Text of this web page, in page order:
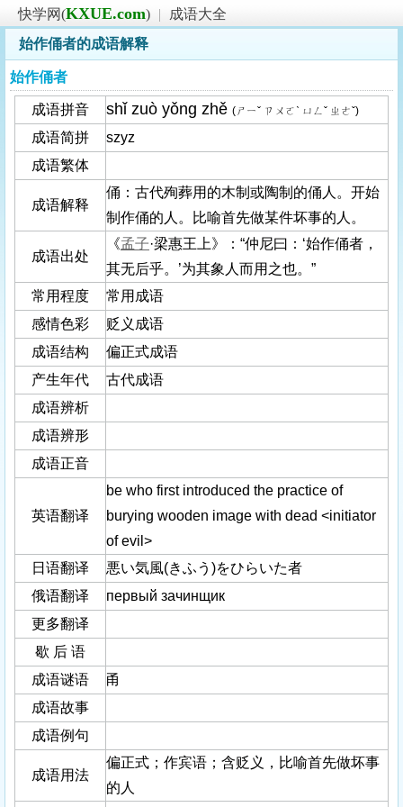
快学网(KXUE.com) |
成语大全
始作俑者的成语解释
始作俑者
成语拼音 shǐ zuò yǒng zhě (ㄕㄧˇ ㄗㄨㄛˋ ㄩㄥˇ ㄓㄜˇ)
成语简拼
szyz
成语繁体
成语解释
俑：古代殉葬用的木制或陶制的俑人。开始
制作俑的人。比喻首先做某件坏事的人。
成语出处
《孟子·梁惠王上》：“仲尼曰：‘始作俑者，
其无后乎。’为其象人而用之也。”
常用程度
常用成语
感情色彩
贬义成语
成语结构
偏正式成语
产生年代
古代成语
成语辨析
成语辨形
成语正音
英语翻译
be who first introduced the practice of
burying wooden image with dead <initiator
of evil>
日语翻译
悪い気風(きふう)をひらいた者
俄语翻译
первый зачинщик
更多翻译
歇 后 语
成语谜语
甬
成语故事
成语例句
成语用法
偏正式；作宾语；含贬义，比喻首先做坏事
的人